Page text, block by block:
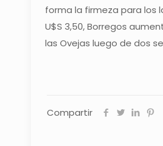
forma la firmeza para los
U$S 3,50, Borregos
las Ovejas luego de dos
Compartir